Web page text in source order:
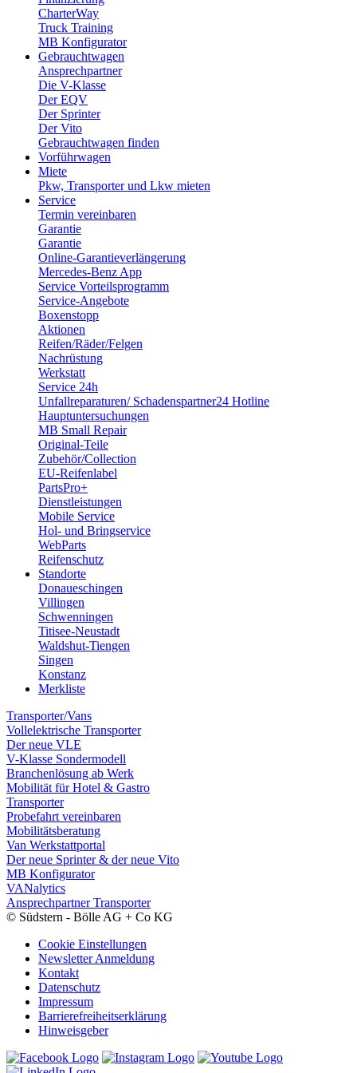
sofern keine andere Rechtsgrundlage angegeben wird.
Der Websitebetreiber hat ein berechtigtes Interesse an
der Speicherung von Cookies zur technisch fehlerfreien
und optimierten Bereitstellung seiner Dienste. Sofern eine
Einwilligung zur Speicherung von Cookies abgefragt
wurde, erfolgt die Speicherung der betreffenden Cookies
ausschließlich auf Grundlage dieser Einwilligung (Art. 6
Abs. 1 lit. a) DSGVO und § 25 Abs. 1 TTDSG); die
Einwilligung ist jederzeit widerrufbar.
Sofern Cookies von Drittunternehmen oder zu
Analysezwecken eingesetzt werden, werden wir Sie
hierüber im Rahmen dieser Datenschutzerklärung
gesondert informieren und ggf. Ihre Einwilligung abfragen.
Sie können Ihren Browser so einstellen, dass Sie über
das Setzen von Cookies vorab informiert werden und im
Einzelfall entscheiden können, ob Sie die Annahme von
Cookies für bestimmte Fälle oder generell ausschließen,
oder dass Cookies komplett verhindert werden. Dadurch
kann die Funktionalität der Website eingeschränkt
werden. Bitte informieren Sie sich im Benutzermenü
Ihres Webbrowsers oder auf der Website des Herstellers
Ihres Browsers darüber, wie Ihr Browserprogramm
entsprechend eingestellt werden kann. Regelmäßig wird
Ihnen in der Menüleiste Ihres Webbrowsers über die
Hilfe-Funktion angezeigt, wie Sie über das Setzen von
Cookies informiert werden, oder Sie neue Cookies
abweisen und auch bereits erhaltene Cookies löschen
können. Über die Verwendung von Cookies informieren
wir Sie vorab mit einem entsprechenden Hinweis über
einen Cookie-Banner.
Sollten Sie uns bzgl. Ihrer Einwilligung kontaktieren,
geben Sie Ihre Einwilligungs-ID und das Datum an, wenn
Sie uns bezüglich Ihrer Einwilligung kontaktieren. Ihre
Einwilligung trifft auf die folgenden Domains zu:
CharterWay
Truck Training
MB Konfigurator
Gebrauchtwagen
Ansprechpartner
Die V-Klasse
Der EQV
Der Sprinter
Der Vito
Gebrauchtwagen finden
Vorführwagen
Miete
Pkw, Transporter und Lkw mieten
Service
Termin vereinbaren
Garantie
Garantie
Online-Garantieverlängerung
Mercedes-Benz App
Service Vorteilsprogramm
Service-Angebote
Boxenstopp
Aktionen
Reifen/Räder/Felgen
Nachrüstung
Werkstatt
Service 24h
Unfallreparaturen/ Schadenspartner24 Hotline
Hauptuntersuchungen
MB Small Repair
Original-Teile
Zubehör/Collection
EU-Reifenlabel
PartsPro+
Dienstleistungen
Mobile Service
Hol- und Bringservice
WebParts
Reifenschutz
Standorte
Donaueschingen
Villingen
Schwenningen
Titisee-Neustadt
Waldshut-Tiengen
Singen
Konstanz
Merkliste
Transporter/Vans
Vollelektrische Transporter
Der neue VLE
V-Klasse Sondermodell
Branchenlösung ab Werk
Mobilität für Hotel & Gastro
Transporter
Probefahrt vereinbaren
Mobilitätsberatung
Van Werkstattportal
Der neue Sprinter & der neue Vito
MB Konfigurator
VANalytics
Ansprechpartner Transporter
© Südstern - Bölle AG + Co KG
Cookie Einstellungen
Newsletter Anmeldung
Kontakt
Datenschutz
Impressum
Barrierefreiheitserklärung
Hinweisgeber